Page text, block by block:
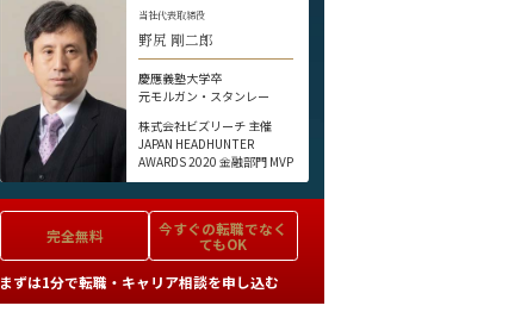
当社代表取締役
野尻 剛二郎
慶應義塾大学卒
元モルガン・スタンレー
株式会社ビズリーチ 主催
JAPAN HEADHUNTER
AWARDS 2020 金融部門 MVP
完全無料 今すぐの転職でなく
てもOK
まずは1分で転職・キャリア相談を申し込む